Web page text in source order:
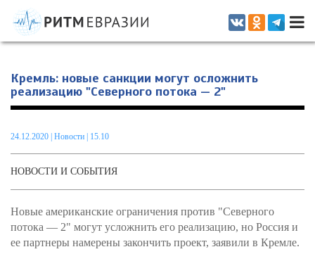
Информационно-аналитическое издание, посвященное актуальным
проблемам интеграции на постсоветском пространстве
Кремль: новые санкции могут осложнить
реализацию "Северного потока — 2"
24.12.2020 Новости | 15.10
НОВОСТИ И СОБЫТИЯ
Новые американские ограничения против "Северного
потока — 2" могут усложнить его реализацию, но Россия и
ее партнеры намерены закончить проект, заявили в Кремле.